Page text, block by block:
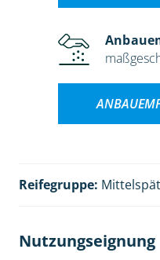
Reifegruppe: Mittelspät
Nutzungseignung